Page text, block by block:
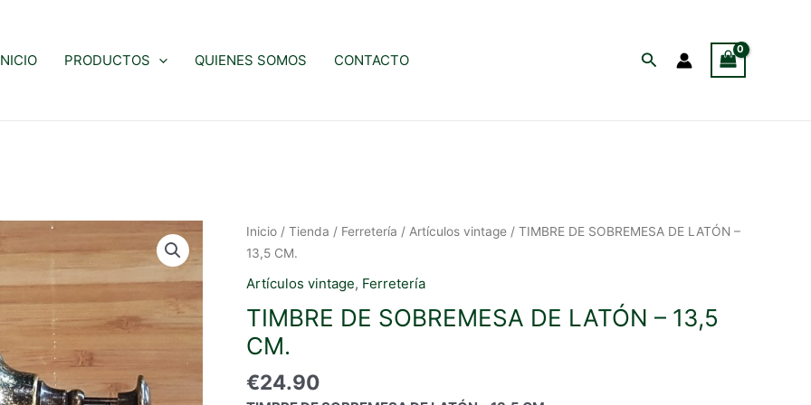
PRODUCTOS QUIENES SOMOS CONTACTO Buscar
Inicio / Tienda / Ferretería / Artículos vintage / TIMBRE DE SOBREMESA DE LATÓN –
13,5 CM.
Artículos vintage, Ferretería
TIMBRE DE SOBREMESA DE LATÓN – 13,5
CM.
€24.90